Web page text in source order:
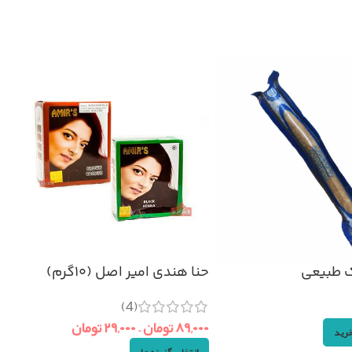
طبیعی حنا هندی امیر اصل (۱۰گرم)
(4)
۸۹,۰۰۰تومان–۲۹,۰۰۰تومان